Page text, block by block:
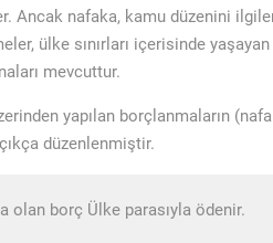
Ancak nafaka, kamu düzenini
ülke sınırları içerisinde
mevcuttur.
yapılan borçlanmaların
düzenlenmiştir.
olan borç Ülke parasıyla ödenir.